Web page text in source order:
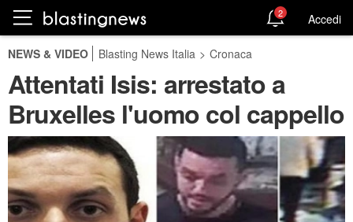
2 Accedi
NEWS & VIDEO Blasting News Italia > Cronaca
Attentati Isis: arrestato a
Bruxelles l'uomo col cappello